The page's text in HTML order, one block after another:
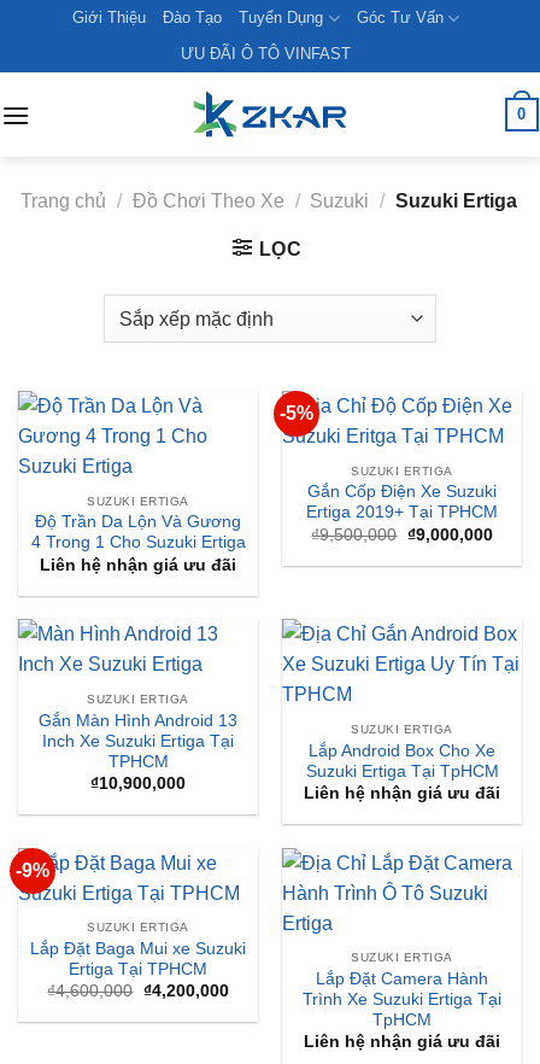
content
Giới Thiệu Đào Tạo Tuyển Dụng
Góc Tư Vấn
ƯU ĐÃI Ô TÔ VINFAST
0
Trang chủ / Đồ Chơi Theo Xe / Suzuki / Suzuki Ertiga
LỌC
SUZUKI ERTIGA
Độ Trần Da Lộn Và Gương
4 Trong 1 Cho Suzuki Ertiga
Liên hệ nhận giá ưu đãi
-5%
SUZUKI ERTIGA
Gắn Cốp Điện Xe Suzuki
Ertiga 2019+ Tại TPHCM
₫9,500,000 Giá
gốc
là:
₫9,000,000Giá
tại
SUZUKI ERTIGA
Gắn Màn Hình Android 13
Inch Xe Suzuki Ertiga Tại
TPHCM
₫10,900,000
SUZUKI ERTIGA
Lắp Android Box Cho Xe
Suzuki Ertiga Tại TpHCM
Liên hệ nhận giá ưu đãi
-9%
SUZUKI ERTIGA
Lắp Đặt Baga Mui xe Suzuki
Ertiga Tại TPHCM
₫4,600,000 Giá
là:
₫4,200,000Giá
tại
₫4,200,000.
SUZUKI ERTIGA
Lắp Đặt Camera Hành
Trình Xe Suzuki Ertiga Tại
TpHCM
Liên hệ nhận giá ưu đãi